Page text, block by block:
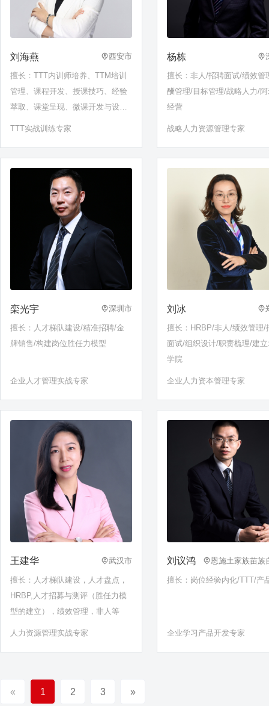
刘海燕 西安市
擅长：TTT内训师培养、TTM培训
管理、课程开发、授课技巧、经验
萃取、课堂呈现、微课开发与设
计、PPT制作、工作汇报、公众演
应用……
TTT实战训练专家
杨栋
擅长：非人/招聘面试/绩效管
酬管理/目标管理/战略人力/
经营
战略人力资源管理专家
栾光宇 深圳市
擅长：人才梯队建设/精准招聘/金
牌销售/构建岗位胜任力模型
企业人才管理实战专家
刘冰
擅长：HRBP/非人/绩效管理/
面试/组织设计/职责梳理/建
学院
企业人力资本管理专家
王建华 武汉市
擅长：人才梯队建设，人才盘点，
HRBP,人才招募与测评（胜任力模
型的建立），绩效管理，非人等
人力资源管理实战专家
刘议鸿 恩施土家族苗族
擅长：岗位经验内化/TTT/产
企业学习产品开发专家
« 1 2 3 »